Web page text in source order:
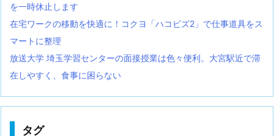
を一時休止します
在宅ワークの移動を快適に！コクヨ「ハコビズ2」で仕事道具をス
マートに整理
放送大学 埼玉学習センターの面接授業は色々便利。大宮駅近で滞
在しやすく、食事に困らない
タグ